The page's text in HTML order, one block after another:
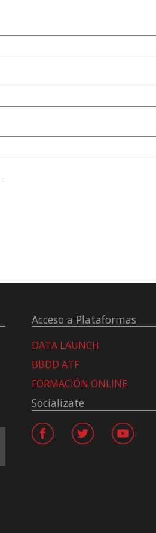
Acceso a Plataformas
DATA LAUNCH
BBDD ATF
FORMACIÓN ONLINE
Socialízate